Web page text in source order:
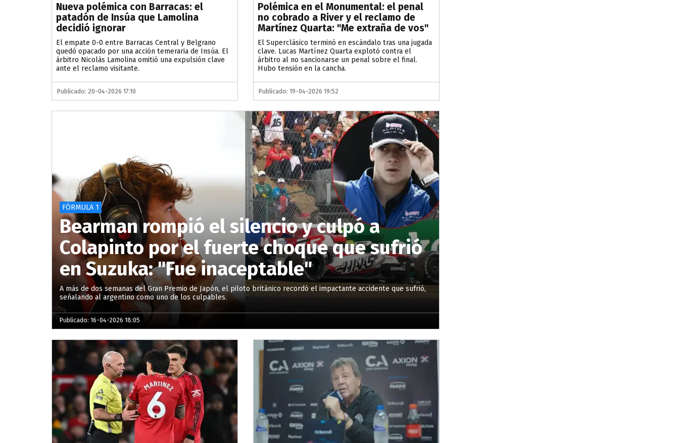
Nueva polémica con Barracas: el
patadón de Insúa que Lamolina
decidió ignorar
El empate 0-0 entre Barracas Central y Belgrano
quedó opacado por una acción temeraria de Insúa. El
árbitro Nicolás Lamolina omitió una expulsión clave
ante el reclamo visitante.
Publicado: 20-04-2026 17:10
Polémica en el Monumental: el penal
no cobrado a River y el reclamo de
Martínez Quarta: "Me extraña de vos"
El Superclásico terminó en escándalo tras una jugada
clave. Lucas Martínez Quarta explotó contra el
árbitro al no sancionarse un penal sobre el final.
Hubo tensión en la cancha.
Publicado: 19-04-2026 19:52
FÓRMULA 1
Bearman rompió el silencio y culpó a
Colapinto por el fuerte choque que sufrió
en Suzuka: "Fue inaceptable"
A más de dos semanas del Gran Premio de Japón, el piloto británico recordó el impactante accidente que sufrió,
señalando al argentino como uno de los culpables.
Publicado: 16-04-2026 18:05